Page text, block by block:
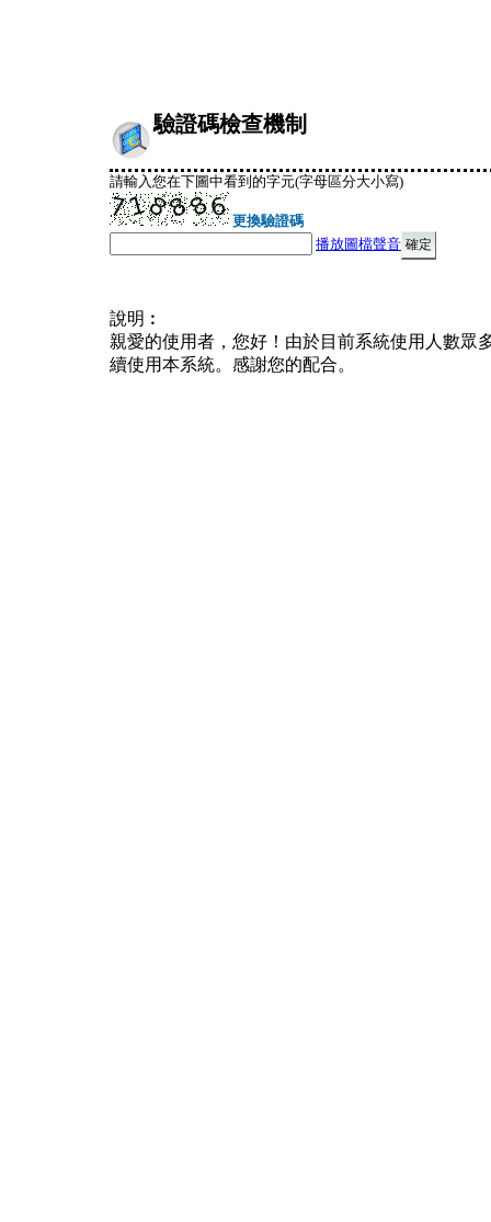
驗證碼檢查機制
請輸入您在下圖中看到的字元(字母區分大小寫)
更換驗證碼
播放圖檔聲音
說明︰
親愛的使用者，您好！由於目前系統使用人數眾
續使用本系統。感謝您的配合。